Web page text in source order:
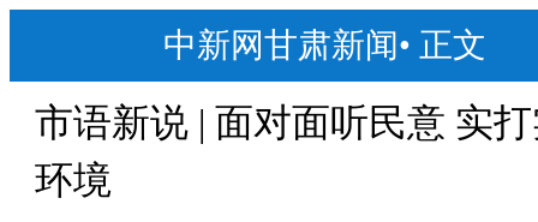
中新网甘肃新闻• 正文
市语新说 | 面对面听民意 实
环境